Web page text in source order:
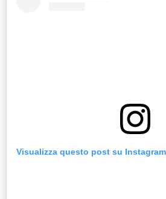
Visualizza questo post su Instagram